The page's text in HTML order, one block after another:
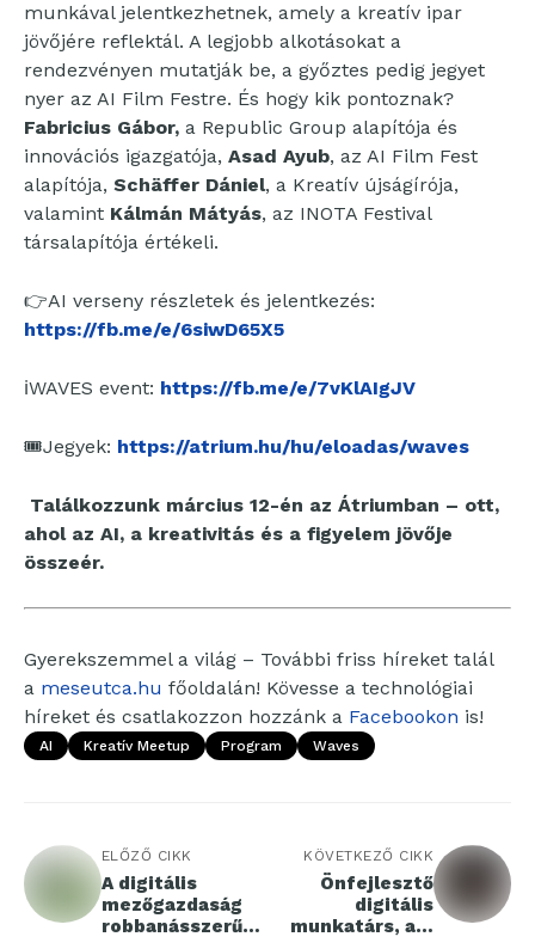
munkával jelentkezhetnek, amely a kreatív ipar
jövőjére reflektál. A legjobb alkotásokat a
rendezvényen mutatják be, a győztes pedig jegyet
nyer az AI Film Festre. És hogy kik pontoznak?
Fabricius Gábor, a Republic Group alapítója és
innovációs igazgatója, Asad Ayub, az AI Film Fest
alapítója, Schäffer Dániel, a Kreatív újságírója,
valamint Kálmán Mátyás, az INOTA Festival
társalapítója értékeli.
👉AI verseny részletek és jelentkezés:
https://fb.me/e/6siwD65X5
ℹ️WAVES event: https://fb.me/e/7vKlAIgJV
🎟️Jegyek: https://atrium.hu/hu/eloadas/waves
Találkozzunk március 12-én az Átriumban – ott,
ahol az AI, a kreativitás és a figyelem jövője
összeér.
Gyerekszemmel a világ – További friss híreket talál
a meseutca.hu főoldalán! Kövesse a technológiai
híreket és csatlakozzon hozzánk a Facebookon is!
AI Kreatív Meetup Program Waves
ELŐZŐ CIKK
A digitális
mezőgazdaság
robbanásszerű
KÖVETKEZŐ CIKK
Önfejlesztő
digitális
munkatárs, aki